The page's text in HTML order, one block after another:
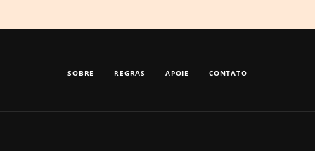
SOBRE REGRAS APOIE CONTATO